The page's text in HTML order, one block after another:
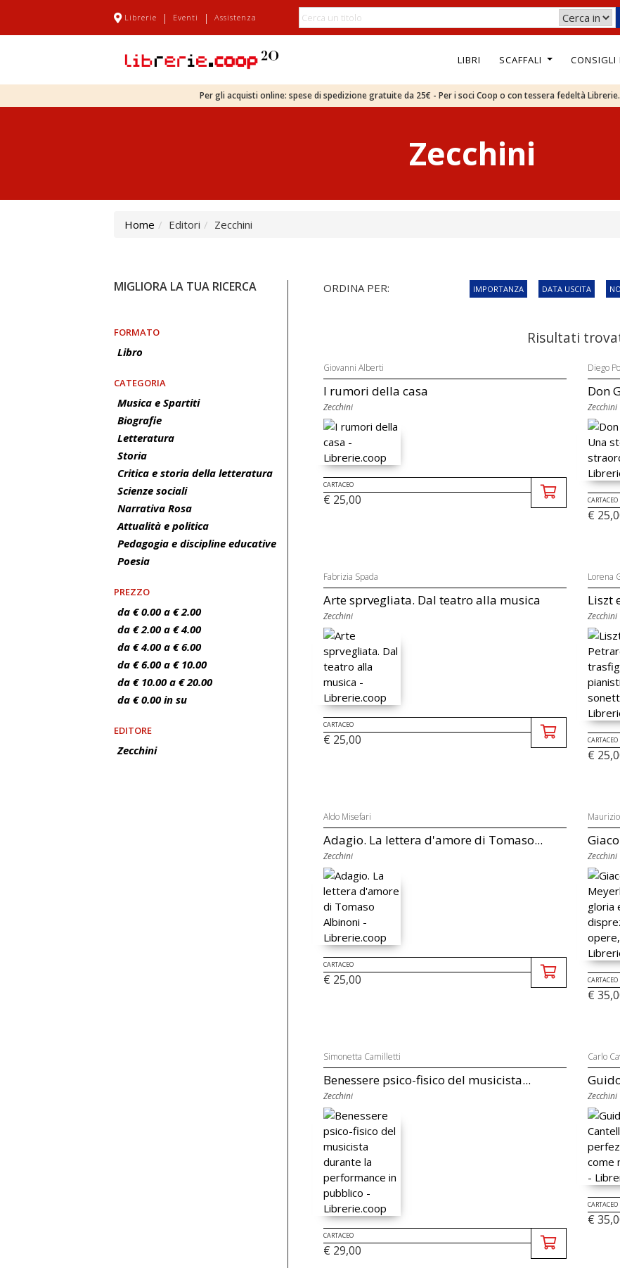
Librerie | Eventi | Assistenza
LIBRI SCAFFALI CONSIGLI
Per gli acquisti online: spese di spedizione gratuite da 25€ - Per i soci Coop o con tessera fedeltà
Zecchini
Home Editori Zecchini
MIGLIORA LA TUA RICERCA
FORMATO
Libro
CATEGORIA
Musica e Spartiti
Biografie
Letteratura
Storia
Critica e storia della letteratura
Scienze sociali
Narrativa Rosa
Attualità e politica
Pedagogia e discipline educative
Poesia
PREZZO
da € 0.00 a € 2.00
da € 2.00 a € 4.00
da € 4.00 a € 6.00
da € 6.00 a € 10.00
da € 10.00 a € 20.00
da € 0.00 in su
EDITORE
Zecchini
ORDINA PER: IMPORTANZA DATA USCITA
Risultati
Giovanni Alberti
I rumori della casa
Zecchini
CARTACEO
€ 25,00
Diego
Don
Zecchini
CARTACEO
€
Fabrizia Spada
Arte sprvegliata. Dal teatro alla musica
Zecchini
CARTACEO
€ 25,00
Lorena
Liszt
Zecchini
CARTACEO
€
Aldo Misefari
Adagio. La lettera d'amore di Tomaso...
Zecchini
CARTACEO
€ 25,00
Zecchini
CARTACEO
€
Simonetta Camilletti
Benessere psico-fisico del musicista...
Zecchini
CARTACEO
€ 29,00
Carlo
Zecchini
CARTACEO
€